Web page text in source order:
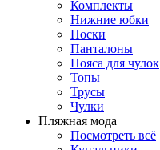
Комплекты
Нижние юбки
Носки
Панталоны
Поясa для чулок
Топы
Трусы
Чулки
Пляжная мода
Посмотреть всё